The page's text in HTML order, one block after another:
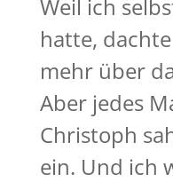
Weil ich
hatte,
mehr über
Aber jedes
Christoph
ein. Und ich